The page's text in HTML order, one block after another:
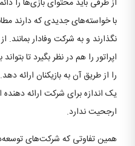
از طرفی باید محتوای بازی‌ها را
با خواسته‌های جدیدی که دارند
نگذارند و به شرکت وفادار
اپراتور را هم در نظر بگیرد تا
را از طریق آن به بازیکنان ارائه
یک اندازه برای شرکت ارائه
ارجحیت ندارد.
همین تفاوتی که شرکت‌های